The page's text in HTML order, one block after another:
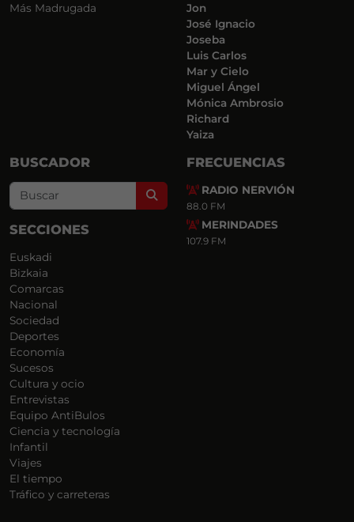
Más Madrugada
Jon
José Ignacio
Joseba
Luis Carlos
Mar y Cielo
Miguel Ángel
Mónica Ambrosio
Richard
Yaiza
BUSCADOR
Search
SECCIONES
Euskadi
Bizkaia
Comarcas
Nacional
Sociedad
Deportes
Economía
Sucesos
Cultura y ocio
Entrevistas
Equipo AntiBulos
Ciencia y tecnología
Infantil
Viajes
El tiempo
Tráfico y carreteras
FRECUENCIAS
RADIO NERVIÓN
88.0 FM
MERINDADES
107.9 FM